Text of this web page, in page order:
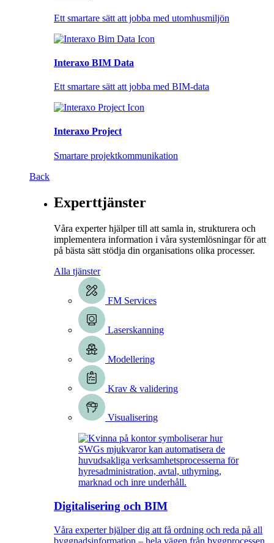
Ett smartare sätt att jobba med utomhusmiljön
Interaxo BIM Data
Ett smartare sätt att jobba med BIM-data
Interaxo Project
Smartare projektkommunikation
Back
Experttjänster
Våra experter hjälper till att samla in, strukturera och
implementera information i våra systemlösningar för att
på bästa sätt stödja din organisations olika processer.
Alla tjänster
FM Services
Laserskanning
Modellering
Krav & validering
Visualisering
Digitalisering och BIM
Våra experter hjälper dig att få ordning och reda på all
byggnadsinformation – hela vägen från byggprocessen